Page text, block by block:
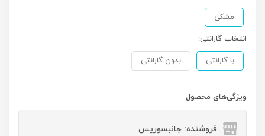
مشکی
انتخاب گارانتی:
با گارانتی بدون گارانتی
ویژگی‌های محصول
فروشنده: جانبسوریس